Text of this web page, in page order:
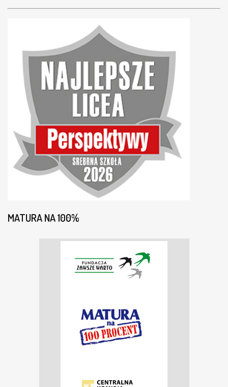
MATURA NA 100%